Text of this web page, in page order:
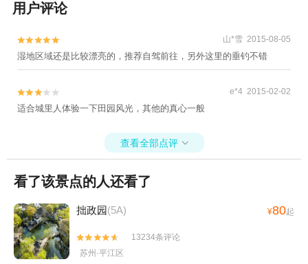
用户评论

 山*雪 2015-08-05
湿地区域还是比较漂亮的，推荐自驾前往，另外这里的垂钓不错

 e*4 2015-02-02
适合城里人体验一下田园风光，其他的真心一般
查看全部点评 
看了该景点的人还看了
拙政园(5A) ¥80起


13234条评论
苏州·平江区